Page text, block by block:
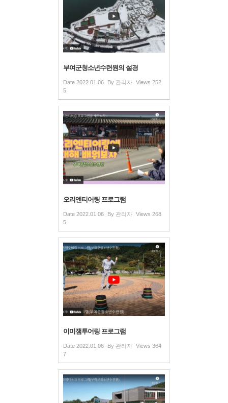
부여군청소년수련원의 설경
Date 2022.01.06 By 관리자 Views 252
5
오리엔티어링 프로그램
Date 2022.01.06 By 관리자 Views 268
5
이미잼투어링 프로그램
Date 2022.01.06 By 관리자 Views 364
7